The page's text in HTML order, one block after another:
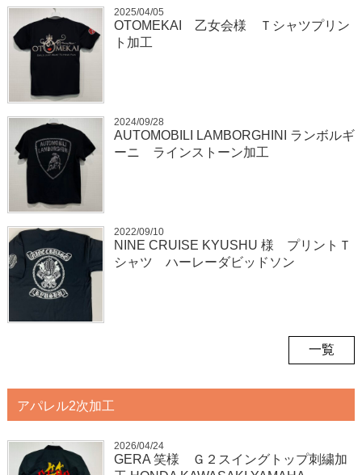
2025/04/05
OTOMEKAI 乙女会様 Ｔシャツプリン
ト加工
2024/09/28
AUTOMOBILI LAMBORGHINI ランボルギ
ーニ ラインストーン加工
2022/09/10
NINE CRUISE KYUSHU 様 プリントＴ
シャツ ハーレーダビッドソン
一覧
アパレル2次加工
2026/04/24
GERA 笑様 Ｇ２スイングトップ刺繍加